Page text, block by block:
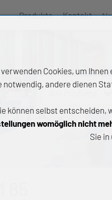
Produkte Kontakt
Alle
Wälz- und
Cookies, um
notwendig, andere dienen
können selbst entscheiden,
womöglich nicht
Sie